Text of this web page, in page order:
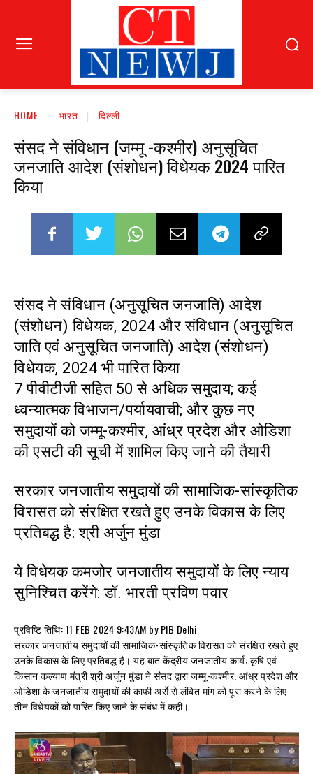
HOME भारत दिल्ली
संसद ने संविधान (जम्मू -कश्मीर) अनुसूचित
जनजाति आदेश (संशोधन) विधेयक 2024 पारित
किया
संसद ने संविधान (अनुसूचित जनजाति) आदेश
(संशोधन) विधेयक, 2024 और संविधान (अनुसूचित
जाति एवं अनुसूचित जनजाति) आदेश (संशोधन)
विधेयक, 2024 भी पारित किया
7 पीवीटीजी सहित 50 से अधिक समुदाय; कई
ध्वन्यात्मक विभाजन/पर्यायवाची; और कुछ नए
समुदायों को जम्मू-कश्मीर, आंध्र प्रदेश और ओडिशा
की एसटी की सूची में शामिल किए जाने की तैयारी
सरकार जनजातीय समुदायों की सामाजिक-सांस्कृतिक
विरासत को संरक्षित रखते हुए उनके विकास के लिए
प्रतिबद्ध है: श्री अर्जुन मुंडा
ये विधेयक कमजोर जनजातीय समुदायों के लिए न्याय
सुनिश्चित करेंगे: डॉ. भारती प्रविण पवार
प्रविष्टि तिथि: 11 FEB 2024 9:43AM by PIB Delhi
सरकार जनजातीय समुदायों की सामाजिक-सांस्कृतिक विरासत को संरक्षित रखते हुए
उनके विकास के लिए प्रतिबद्ध है। यह बात केंद्रीय जनजातीय कार्य; कृषि एवं
किसान कल्याण मंत्री श्री अर्जुन मुंडा ने संसद द्वारा जम्मू-कश्मीर, आंध्र प्रदेश और
ओडिशा के जनजातीय समुदायों की काफी अर्से से लंबित मांग को पूरा करने के लिए
तीन विधेयकों को पारित किए जाने के संबंध में कही।